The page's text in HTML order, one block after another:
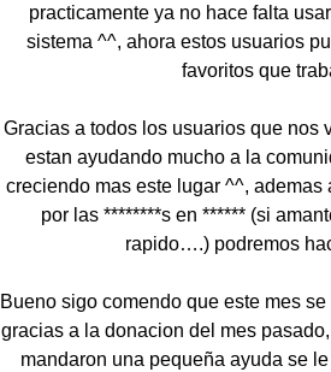
practicamente ya no hace falta
sistema ^^, ahora estos usuarios
favoritos que
Gracias a todos los usuarios que nos
estan ayudando mucho a la
creciendo mas este lugar ^^,
por las ********s en ****** (si
rapido….) podremos
Bueno sigo comendo que este mes
gracias a la donacion del mes
mandaron una pequeña ayuda se